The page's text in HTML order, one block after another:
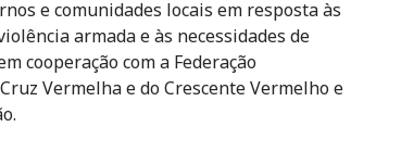
e comunidades locais em resposta às
armada e às necessidades de
cooperação com a Federação
Vermelha e do Crescente Vermelho e